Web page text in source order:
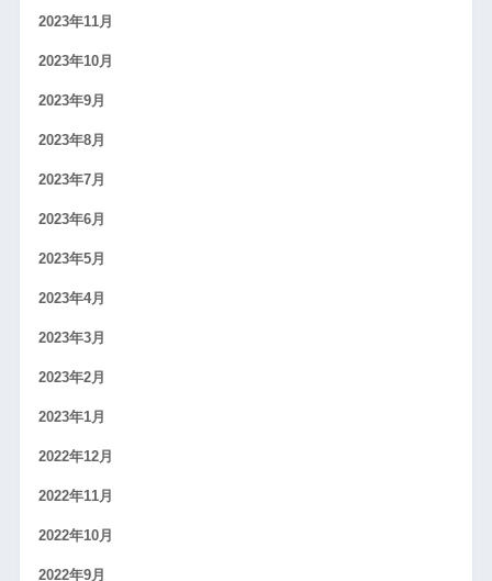
2023年11月
2023年10月
2023年9月
2023年8月
2023年7月
2023年6月
2023年5月
2023年4月
2023年3月
2023年2月
2023年1月
2022年12月
2022年11月
2022年10月
2022年9月